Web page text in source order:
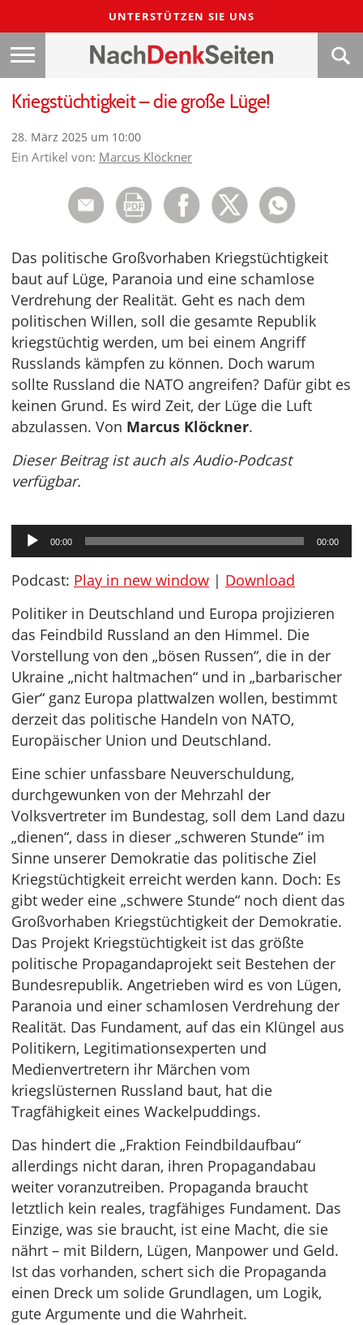
UNTERSTÜTZEN SIE UNS
Kriegstüchtigkeit – die große Lüge!
28. März 2025 um 10:00
Ein Artikel von: Marcus Klöckner
Das politische Großvorhaben Kriegstüchtigkeit
baut auf Lüge, Paranoia und eine schamlose
Verdrehung der Realität. Geht es nach dem
politischen Willen, soll die gesamte Republik
kriegstüchtig werden, um bei einem Angriff
Russlands kämpfen zu können. Doch warum
sollte Russland die NATO angreifen? Dafür gibt es
keinen Grund. Es wird Zeit, der Lüge die Luft
abzulassen. Von Marcus Klöckner.
Dieser Beitrag ist auch als Audio-Podcast
verfügbar.
Audio-
Player
00:00 00:00
Podcast: Play in new window | Download
Politiker in Deutschland und Europa projizieren
das Feindbild Russland an den Himmel. Die
Vorstellung von den „bösen Russen“, die in der
Ukraine „nicht haltmachen“ und in „barbarischer
Gier“ ganz Europa plattwalzen wollen, bestimmt
derzeit das politische Handeln von NATO,
Europäischer Union und Deutschland.
Eine schier unfassbare Neuverschuldung,
durchgewunken von der Mehrzahl der
Volksvertreter im Bundestag, soll dem Land dazu
„dienen“, dass in dieser „schweren Stunde“ im
Sinne unserer Demokratie das politische Ziel
Kriegstüchtigkeit erreicht werden kann. Doch: Es
gibt weder eine „schwere Stunde“ noch dient das
Großvorhaben Kriegstüchtigkeit der Demokratie.
Das Projekt Kriegstüchtigkeit ist das größte
politische Propagandaprojekt seit Bestehen der
Bundesrepublik. Angetrieben wird es von Lügen,
Paranoia und einer schamlosen Verdrehung der
Realität. Das Fundament, auf das ein Klüngel aus
Politikern, Legitimationsexperten und
Medienvertretern ihr Märchen vom
kriegslüsternen Russland baut, hat die
Tragfähigkeit eines Wackelpuddings.
Das hindert die „Fraktion Feindbildaufbau“
allerdings nicht daran, ihren Propagandabau
weiter voranzutreiben. Propaganda braucht
letztlich kein reales, tragfähiges Fundament. Das
Einzige, was sie braucht, ist eine Macht, die sie
nährt – mit Bildern, Lügen, Manpower und Geld.
Ist das vorhanden, schert sich die Propaganda
einen Dreck um solide Grundlagen, um Logik,
gute Argumente und die Wahrheit.